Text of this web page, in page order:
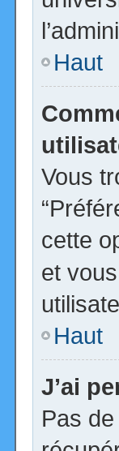
Haut
Vous
cette
et
Haut
J’ai
Pas